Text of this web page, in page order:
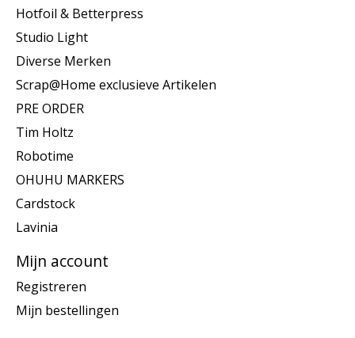
Hotfoil & Betterpress
Studio Light
Diverse Merken
Scrap@Home exclusieve Artikelen
PRE ORDER
Tim Holtz
Robotime
OHUHU MARKERS
Cardstock
Lavinia
Mijn account
Registreren
Mijn bestellingen